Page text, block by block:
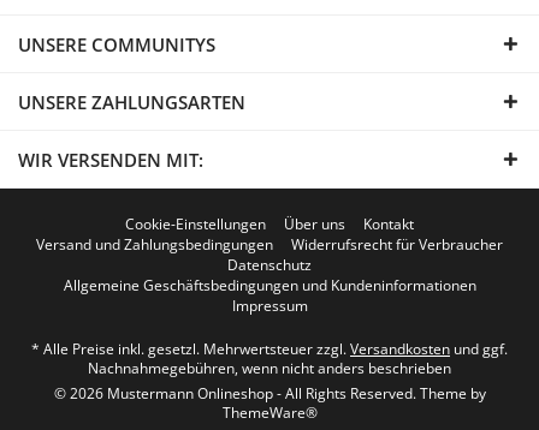
UNSERE COMMUNITYS
UNSERE ZAHLUNGSARTEN
WIR VERSENDEN MIT:
Cookie-Einstellungen Über uns
Kontakt
Versand und Zahlungsbedingungen
Widerrufsrecht für Verbraucher
Datenschutz
Allgemeine Geschäftsbedingungen und Kundeninformationen
Impressum
* Alle Preise inkl. gesetzl. Mehrwertsteuer zzgl.Versandkosten und ggf.
Nachnahmegebühren, wenn nicht anders beschrieben
© 2026 Mustermann Onlineshop - All Rights Reserved. Theme by
ThemeWare®